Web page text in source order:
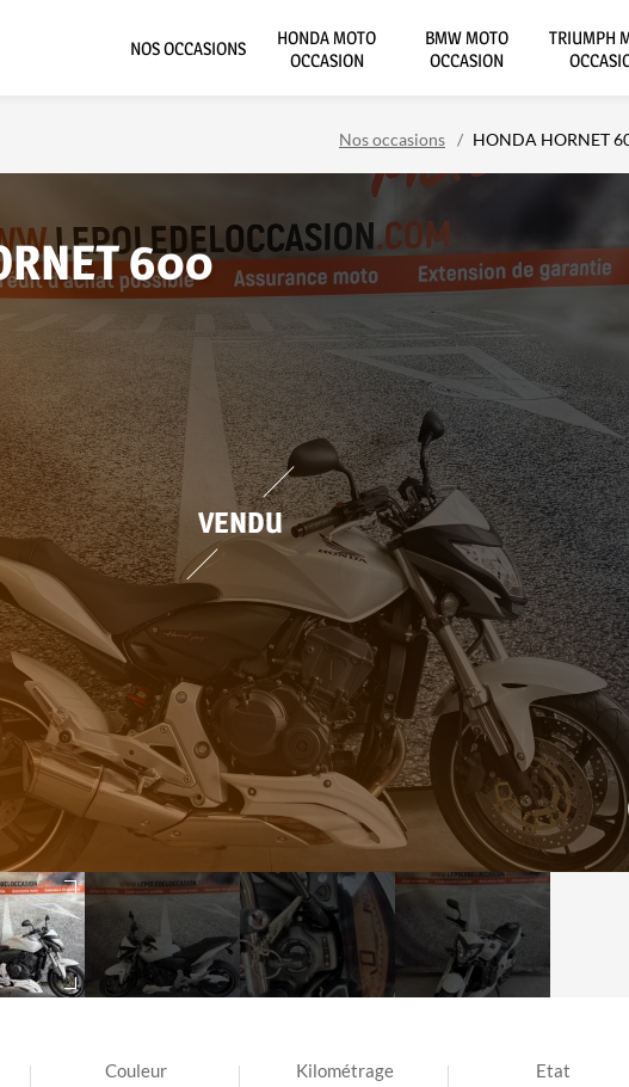
NOS OCCASIONS
HONDA MOTO
OCCASION
BMW MOTO
OCCASION
TRIUMPH
Nos occasions HONDA HORNET
VENDU
600
Couleur Kilométrage Etat